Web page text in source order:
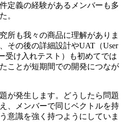
定義の経験があるメンバーも多
。
所も我々の商品に理解がありま
その後の詳細設計やUAT（User
受け入れテスト）も初めてでは
ことが短期間での開発につなが
が発生します。どうしたら問題
、メンバーで同じベクトルを持
意識を強く持つようにしていま